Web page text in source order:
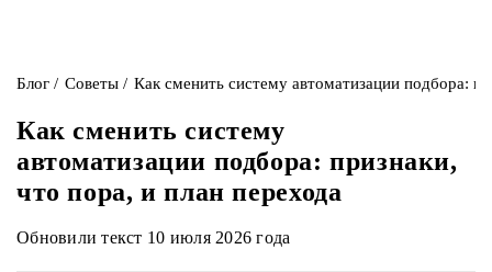
Блог Советы Как сменить систему автоматизации подбора:
Как сменить систему
автоматизации подбора: признаки,
что пора, и план перехода
Обновили текст 10 июля 2026 года